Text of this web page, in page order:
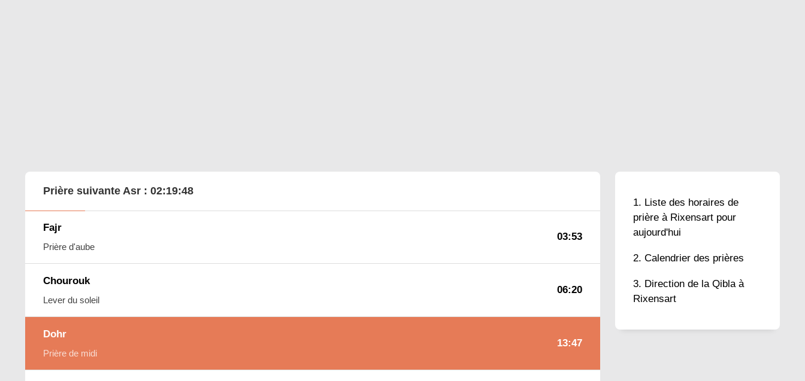
Liste des horaires de
prière à Rixensart pour
aujourd'hui
Calendrier des prières
Direction de la Qibla à
Rixensart
Prière suivante Asr : 02:19:47
Fajr
Prière d'aube
03:53
Chourouk
Lever du soleil
06:20
Dohr
Prière de midi
13:47